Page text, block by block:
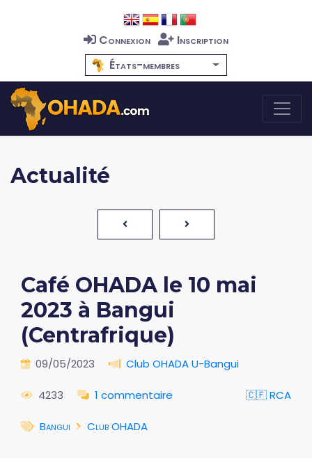
Connexion
Inscription
États-membres
Actualité
Café OHADA le 10 mai
2023 à Bangui
(Centrafrique)
09/05/2023 Club OHADA U-Bangui
4233 1 commentaire 🇨🇫 RCA
Bangui Club OHADA